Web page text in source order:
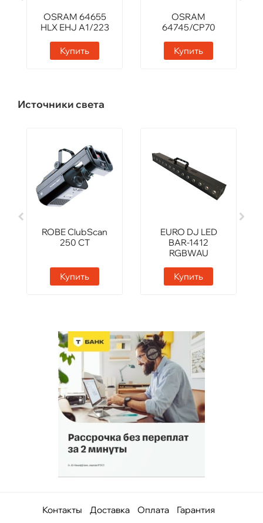
OSRAM 64655
HLX EHJ A1/223
Купить
OSRAM
64745/CP70
Купить
Источники света
ROBE ClubScan
250 CT
Купить
EURO DJ LED
BAR-1412
RGBWAU
Купить
Контакты Доставка Оплата Гарантия